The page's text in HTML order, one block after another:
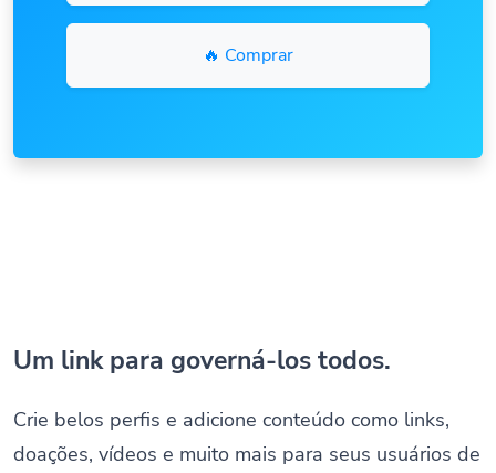
🔥 Comprar
Um link para governá-los todos.
Crie belos perfis e adicione conteúdo como links,
doações, vídeos e muito mais para seus usuários de